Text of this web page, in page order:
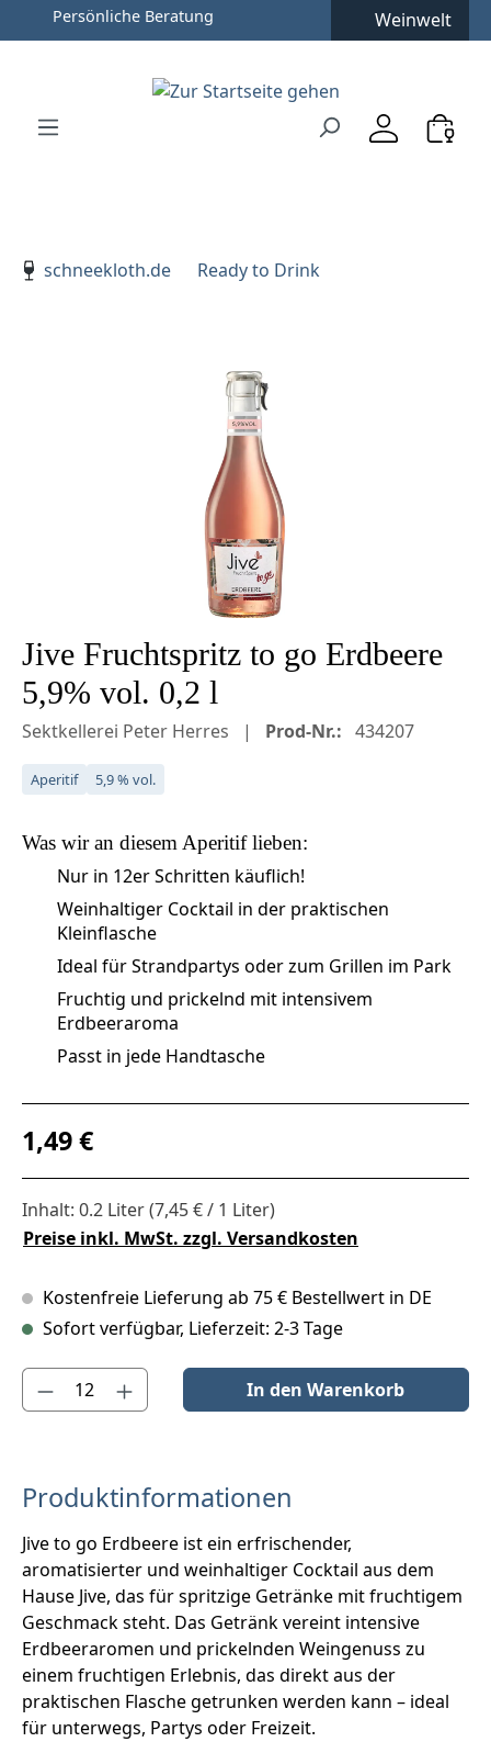
Zum Hauptinhalt springen
Zur Hauptnavigation springen
Persönliche Beratung Weinwelt
schneekloth.de
Ready to Drink
Bildergalerie überspringen
Jive Fruchtspritz to go Erdbeere
5,9% vol. 0,2 l
Sektkellerei Peter Herres Prod-Nr.: 434207
Aperitif 5,9 % vol.
Was wir an diesemAperitiflieben:
Nur in 12er Schritten käuflich!
Weinhaltiger Cocktail in der praktischen
Kleinflasche
Ideal für Strandpartys oder zum Grillen im Park
Fruchtig und prickelnd mit intensivem
Erdbeeraroma
Passt in jede Handtasche
Regulärer Preis:
1,49 €
Inhalt: 0.2 Liter(7,45 € / 1 Liter)
Preise inkl. MwSt. zzgl. Versandkosten
Kostenfreie Lieferung ab 75 € Bestellwert in DE
Sofort verfügbar, Lieferzeit: 2-3 Tage
Produkt Anzahl: Gib den gewünschten Wert ein oder benutze
In den Warenkorb
Produktinformationen
Jive to go Erdbeere ist ein erfrischender,
aromatisierter und weinhaltiger Cocktail aus dem
Hause Jive, das für spritzige Getränke mit fruchtigem
Geschmack steht. Das Getränk vereint intensive
Erdbeeraromen und prickelnden Weingenuss zu
einem fruchtigen Erlebnis, das direkt aus der
praktischen Flasche getrunken werden kann – ideal
für unterwegs, Partys oder Freizeit.